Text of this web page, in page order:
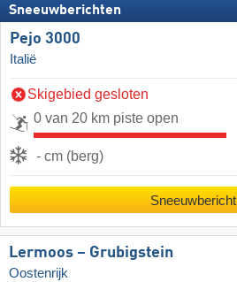
Sneeuwberichten
Pejo 3000
Italië
Skigebied gesloten
0 van 20 km piste open
- cm (berg)
Sneeuwbericht
Lermoos – Grubigstein
Oostenrijk